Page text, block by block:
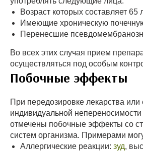
Возраст которых составляет 65
Имеющие хроническую
Перенесшие
Во всех этих случая прием
осуществляться под особым
Побочные эффекты
При передозировке лекарства или
индивидуальной непереносимости
отмечены побочные эффекты со
систем организма. Примерами
Аллергические реакции: зуд,